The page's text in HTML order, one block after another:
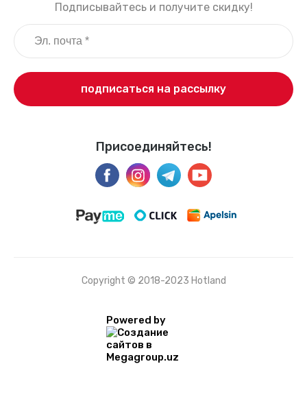
Присоединяйтесь!
Подписывайтесь и получите скидку!
подписаться на рассылку
Copyright © 2018-2023 Hotland
Powered by